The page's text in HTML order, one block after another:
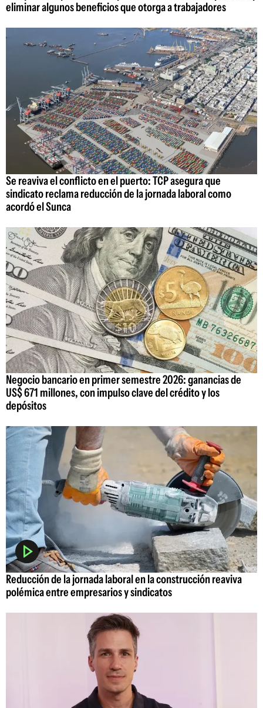
eliminar algunos beneficios que otorga a trabajadores
Se reaviva el conflicto en el puerto: TCP asegura que
sindicato reclama reducción de la jornada laboral como
acordó el Sunca
Negocio bancario en primer semestre 2026: ganancias de
US$ 671 millones, con impulso clave del crédito y los
depósitos
Reducción de la jornada laboral en la construcción reaviva
polémica entre empresarios y sindicatos